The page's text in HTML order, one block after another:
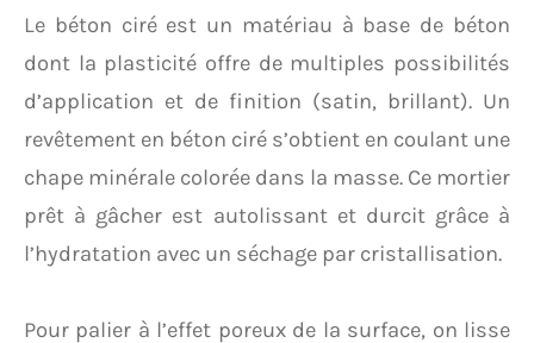
Le béton ciré est un matériau à base de béton
dont la plasticité offre de multiples possibilités
d’application et de finition (satin, brillant). Un
revêtement en béton ciré s’obtient en coulant une
chape minérale colorée dans la masse. Ce mortier
prêt à gâcher est autolissant et durcit grâce à
l’hydratation avec un séchage par cristallisation.
Pour palier à l’effet poreux de la surface, on lisse